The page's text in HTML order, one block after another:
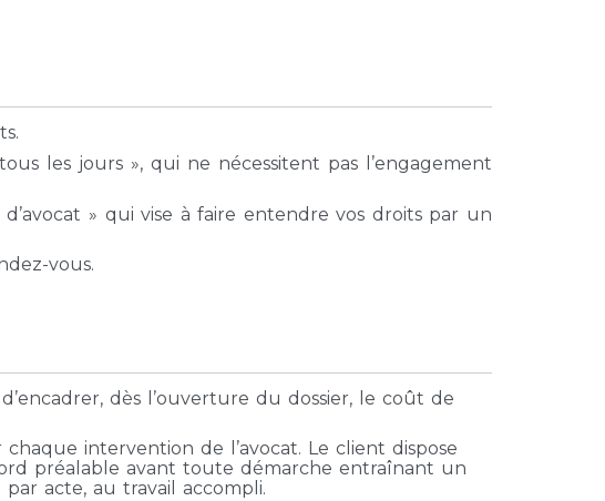
les jours », qui ne nécessitent pas l’engagement
» qui vise à faire entendre vos droits par un
vous.
dès l’ouverture du dossier, le coût de
intervention de l’avocat. Le client dispose
préalable avant toute démarche entraînant un
acte, au travail accompli.